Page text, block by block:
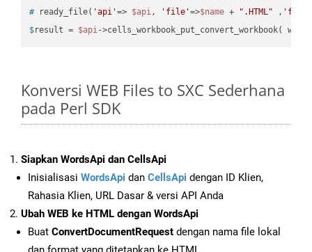
# ready_file( 'api'=> $api, 'file'=>$name + ".HTML" ,
$result = $api->cells_workbook_put_convert_workbook(
Konversi WEB Files to SXC Sederhana
pada Perl SDK
Siapkan WordsApi dan CellsApi
Inisialisasi WordsApi dan CellsApi dengan ID Klien,
Rahasia Klien, URL Dasar & versi API Anda
Ubah WEB ke HTML dengan WordsApi
Buat ConvertDocumentRequest dengan nama file lokal